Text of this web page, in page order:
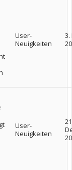
User-
Neuigkeiten
3.
User-
Neuigkeiten